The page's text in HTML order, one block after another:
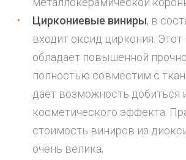
Циркониевые виниры, в
входит оксид циркония. Этот
обладает повышенной
полностью совместим с
дает возможность добиться
косметического эффекта.
стоимость виниров из
очень велика;